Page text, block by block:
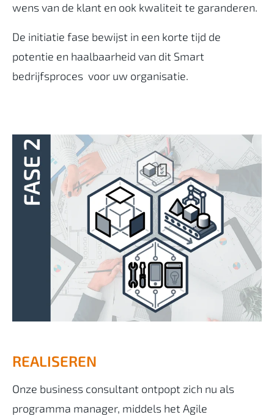
wens van de klant en ook kwaliteit te garanderen.
De initiatie fase bewijst in een korte tijd de
potentie en haalbaarheid van dit Smart
bedrijfsproces voor uw organisatie.
REALISEREN
Onze business consultant ontpopt zich nu als
programma manager, middels het Agile